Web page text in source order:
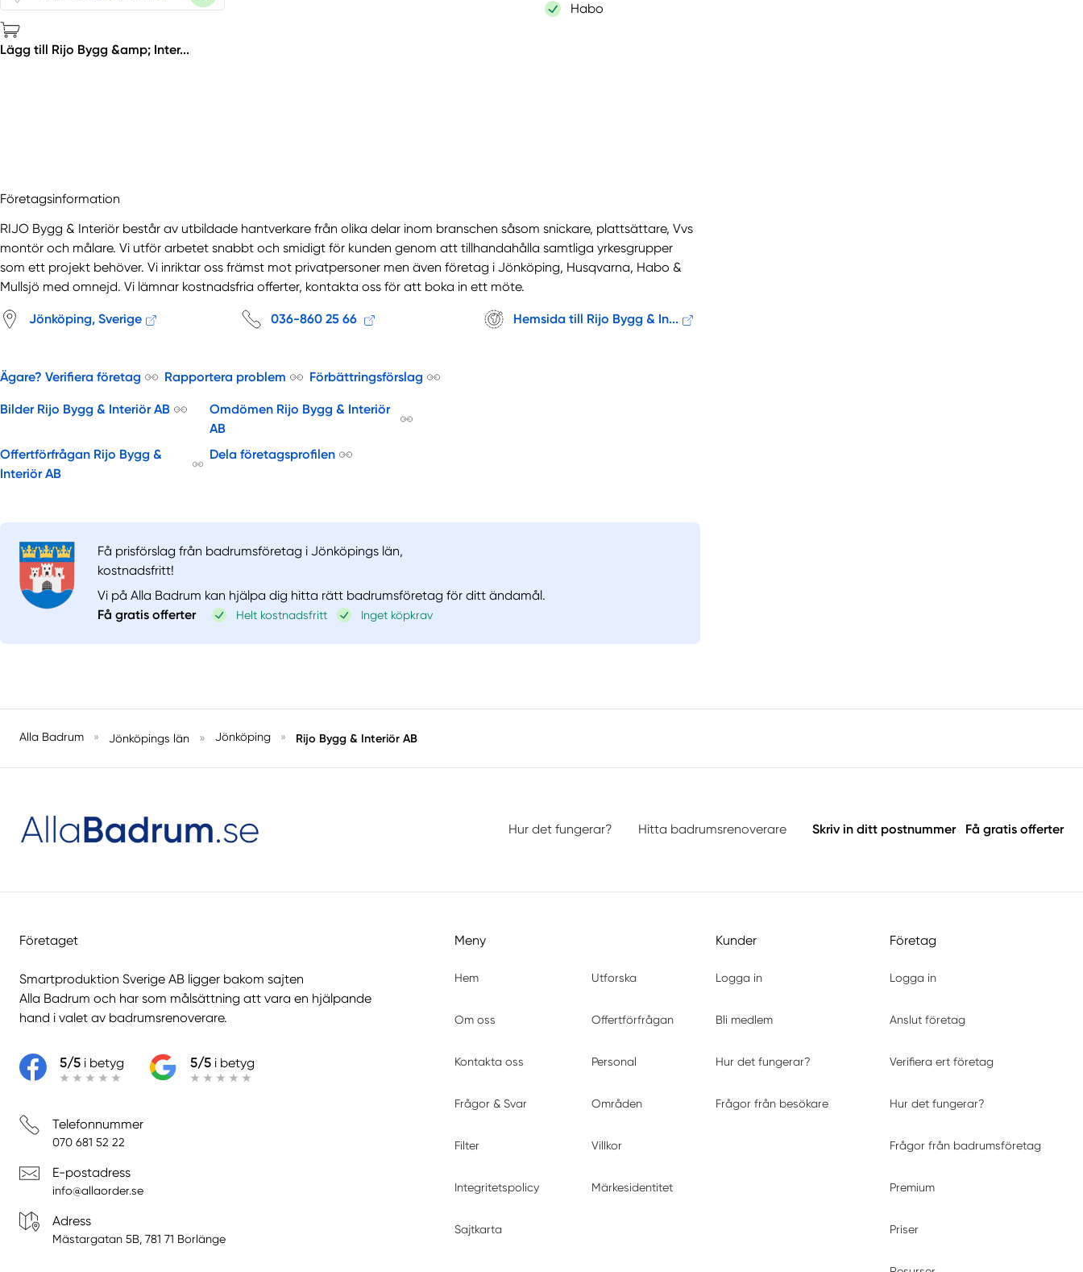
Lägg till Rijo Bygg &amp; Inter...
Habo
Företagsinformation
RIJO Bygg & Interiör består av utbildade hantverkare från olika delar inom branschen såsom snickare, plattsättare, Vvs
montör och målare. Vi utför arbetet snabbt och smidigt för kunden genom att tillhandahålla samtliga yrkesgrupper
som ett projekt behöver. Vi inriktar oss främst mot privatpersoner men även företag i Jönköping, Husqvarna, Habo &
Mullsjö med omnejd. Vi lämnar kostnadsfria offerter, kontakta oss för att boka in ett möte.
Jönköping, Sverige 036-860 25 66 Hemsida till Rijo Bygg & In...
Ägare? Verifiera företag Rapportera problem Förbättringsförslag
Bilder Rijo Bygg & Interiör AB
Omdömen Rijo Bygg & Interiör
AB
Offertförfrågan Rijo Bygg &
Interiör AB
Dela företagsprofilen
Få prisförslag från badrumsföretag i Jönköpings län,
kostnadsfritt!
Vi på Alla Badrum kan hjälpa dig hitta rätt badrumsföretag för ditt ändamål.
Få gratis offerter
Helt kostnadsfritt Inget köpkrav
Alla Badrum » Jönköpings län » Jönköping » Rijo Bygg & Interiör AB
Hur det fungerar? Hitta badrumsrenoverare Skriv in ditt postnummer Få gratis offerter
Företaget
Smartproduktion Sverige AB ligger bakom sajten
Alla Badrum och har som målsättning att vara en hjälpande
hand i valet av badrumsrenoverare.
5/5 i betyg 5/5 i betyg
Telefonnummer
070 681 52 22
E-postadress
info@allaorder.se
Adress
Mästargatan 5B, 781 71 Borlänge
Meny
Hem Utforska
Om oss Offertförfrågan
Kontakta oss Personal
Frågor & Svar Områden
Filter Villkor
Integritetspolicy Märkesidentitet
Sajtkarta
Kunder
Logga in
Bli medlem
Hur det fungerar?
Frågor från besökare
Företag
Logga in
Anslut företag
Verifiera ert företag
Hur det fungerar?
Frågor från badrumsföretag
Premium
Priser